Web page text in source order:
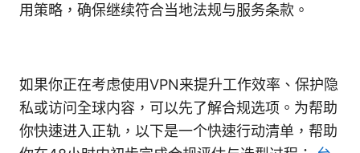
用策略，确保继续符合当地法规与服务条款。
如果你正在考虑使用VPN来提升工作效率、保护隐
私或访问全球内容，可以先了解合规选项。为帮助
你快速进入正轨，以下是一个快速行动清单，帮助